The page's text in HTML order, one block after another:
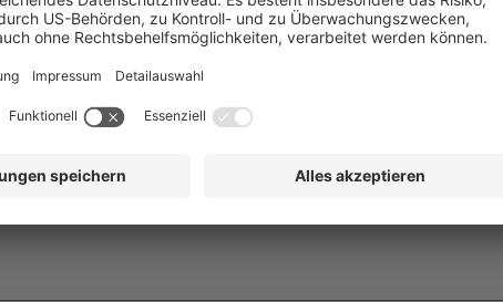
auf urbane Transformation sowie nachhaltige und bedarfsorientierte
ist es, moderne, sozial und ökologisch zukunftsfähige Living-
Synergien für institutionelle Investoren zu schaffen.“